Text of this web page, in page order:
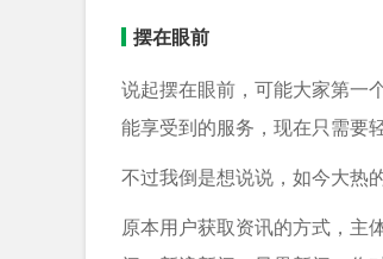
摆在眼前
说起摆在眼前，可能大家第一
能享受到的服务，现在只需要
不过我倒是想说说，如今大热
原本用户获取资讯的方式，主